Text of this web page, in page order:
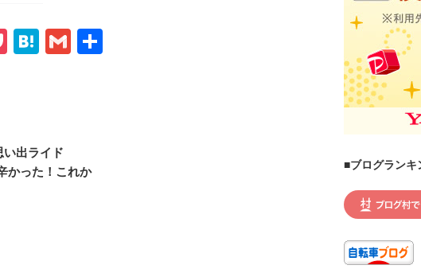
P
H
a
G
い出ライド
かった！これか
■ブログランキ